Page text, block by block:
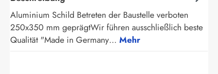
Aluminium Schild Betreten der Baustelle verboten
250x350 mm geprägtWir führen ausschließlich beste
Qualität "Made in Germany… Mehr